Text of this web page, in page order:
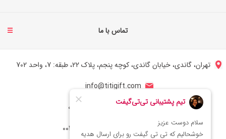
تماس با ما
تهران، گاندی، خیابان گاندی، کوچه پنجم، پلاک 22، طبقه: 7، واحد 702
info@titigift.com
شماره تماس ایران: 02166066403
شماره تماس آمریکا: 0014088054942